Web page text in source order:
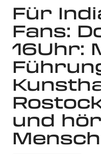
Für
Fans:
16Uhr:
und